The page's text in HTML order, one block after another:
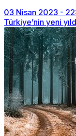
03 Nisan 2023 -
Türkiye’nin yeni